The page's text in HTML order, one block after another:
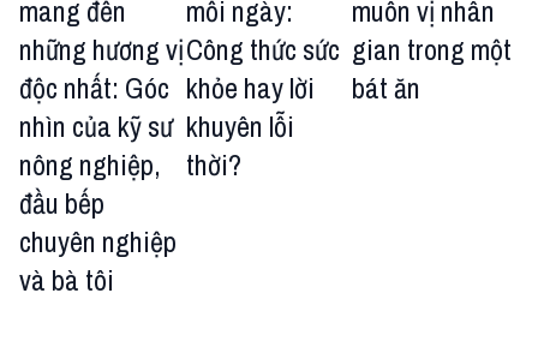
mang đến
những hương vị
độc nhất: Góc
nhìn của kỹ sư
nông nghiệp,
đầu bếp
chuyên nghiệp
và bà tôi
mỗi ngày:
Công thức sức
khỏe hay lời
khuyên lỗi
thời?
muôn vị nhân
gian trong một
bát ăn